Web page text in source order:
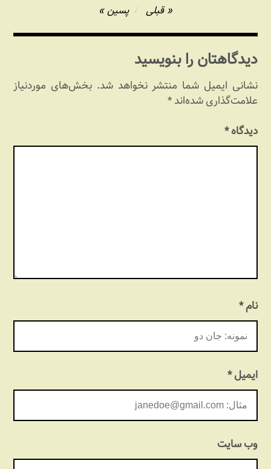
نوشته
قبلی پسین
دیدگاهتان را بنویسید
نشانی ایمیل شما منتشر نخواهد شد. بخش‌های موردنیاز
علامت‌گذاری شده‌اند*
دیدگاه*
نام*
ایمیل*
وب‌ سایت